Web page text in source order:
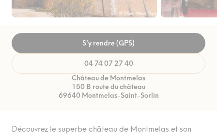
S’y rendre (GPS)
04 74 07 27 40
Château de Montmelas
150 B route du château
69640 Montmelas-Saint-Sorlin
Découvrez le superbe château de Montmelas et son